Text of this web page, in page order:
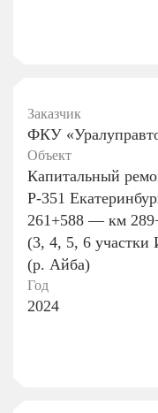
Заказчик
ФКУ
Объект
Капитальный
Р-351
261+588 — км
(3, 4, 5, 6 участки
(р. Айба)
Год
2024